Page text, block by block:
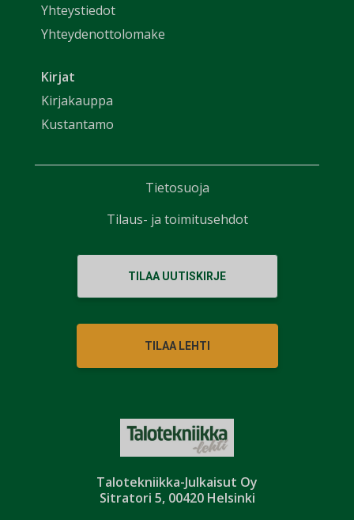
Talotekniikka-Julkaisut Oy
Sitratori 5, 00420 Helsinki
Yhteystiedot
Yhteydenottolomake
Kirjat
Kirjakauppa
Kustantamo
TILAA UUTISKIRJE
TILAA LEHTI
Tietosuoja
Tilaus- ja toimitusehdot